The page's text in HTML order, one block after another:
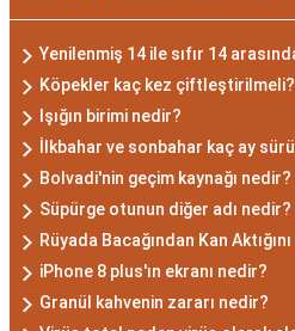
dönemde doğan bireyler
düşünce yapısına sahiptir.
özellikleri arasında
bulunur. Akrepler,
kararlılıkla çalışan
zekalarını ve keskin gözlem
kullanarak çözüm
Akrep Burcu
Özellikleri:
Yenilenmiş 14 ile sıfır 14
Köpekler kaç kez çiftleştirilmeli?
Işığın birimi nedir?
İlkbahar ve sonbahar kaç ay
Bolvadi'nin geçim kaynağı nedir?
Süpürge otunun diğer adı nedir?
Rüyada Bacağından Kan
iPhone 8 plus'ın ekranı nedir?
Granül kahvenin zararı nedir?